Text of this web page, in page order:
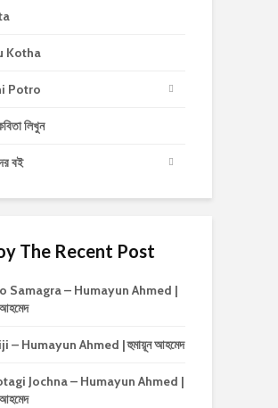
Kotha
Potro
লিখুন
বই
The Recent Post
Samagra – Humayun Ahmed |
– Humayun Ahmed | হুমায়ূন আহমেদ
Jochna – Humayun Ahmed |